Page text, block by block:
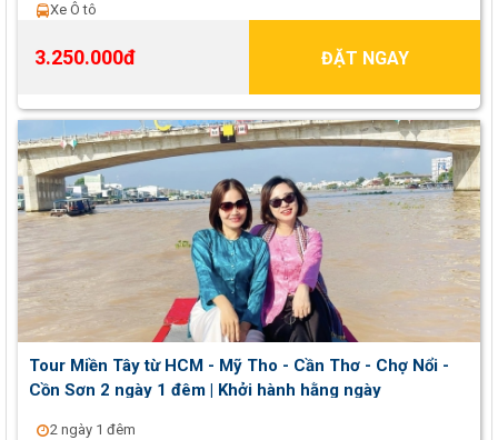
Xe Ô tô
3.250.000đ ĐẶT NGAY
Tour Miền Tây từ HCM - Mỹ Tho - Cần Thơ - Chợ Nổi -
Cồn Sơn 2 ngày 1 đêm | Khởi hành hằng ngày
2 ngày 1 đêm